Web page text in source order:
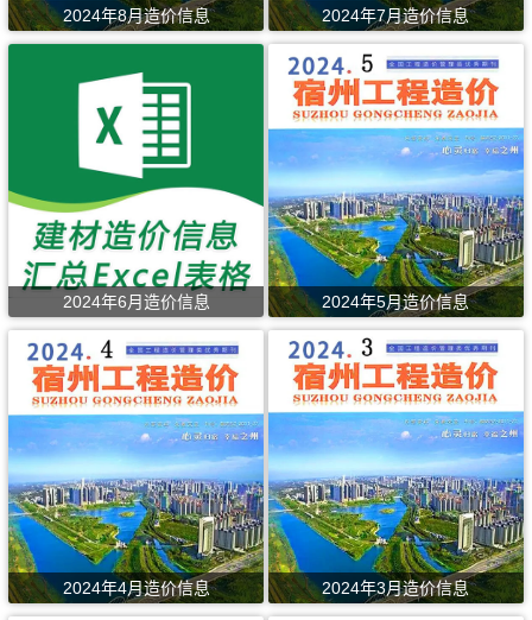
2024年8月造价信息 2024年7月造价信息
2024年6月造价信息 2024年5月造价信息
2024年4月造价信息 2024年3月造价信息